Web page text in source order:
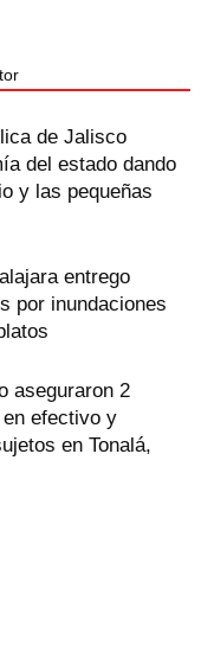
de Jalisco
del estado dando
y las pequeñas
entrego
por inundaciones
aseguraron 2
efectivo y
en Tonalá,